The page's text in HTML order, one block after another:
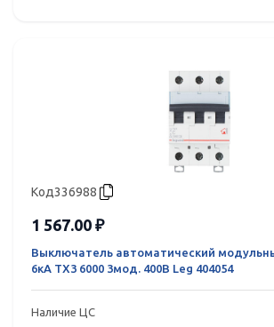
Код336988
1 567.00 ₽
Выключатель автоматический
6кА TX3 6000 3мод. 400В Leg 404054
Наличие ЦС